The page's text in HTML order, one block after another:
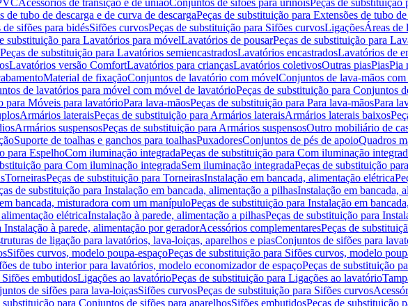
Acessórios de transição e de uniãoConjuntos de sifões para urinóisPeças de substituição
de tubo de descarga e de curva de descargaPeças de substituição para Extensões de tubo
sifões para bidésSifões curvosPeças de substituição para Sifões curvosLigaçõesÁreas de
substituição para Lavatórios para móvelLavatórios de pousarPeças de substituição para
Peças de substituição para Lavatórios semiencastradosLavatórios encastradosLavatórios de
Lavatórios versão ComfortLavatórios para criançasLavatórios coletivosOutras piasPiasPia
Material de fixaçãoConjuntos de lavatório com móvelConjuntos de lava-mãos
de lavatórios para móvel com móvel de lavatórioPeças de substituição para Conjuntos
para Móveis para lavatórioPara lava-mãosPeças de substituição para Para lava-mãosPara
Armários lateraisPeças de substituição para Armários lateraisArmários laterais baixos
Armários suspensosPeças de substituição para Armários suspensosOutro mobiliário de
Suporte de toalhas e ganchos para toalhasPuxadoresConjuntos de pés de apoioQuadros
para EspelhoCom iluminação integradaPeças de substituição para Com iluminação
para Com iluminação integradaSem iluminação integradaPeças de substituição
TorneirasPeças de substituição para TorneirasInstalação em bancada, alimentação elétrica
de substituição para Instalação em bancada, alimentação a pilhasInstalação em bancada,
bancada, misturadora com um manípuloPeças de substituição para Instalação em
elétricaInstalação à parede, alimentação a pilhasPeças de substituição para
Instalação à parede, alimentação por geradorAcessórios complementaresPeças de
de ligação para lavatórios, lava-loiças, aparelhos e piasConjuntos de sifões para
Sifões curvos, modelo poupa-espaçoPeças de substituição para Sifões curvos, modelo
de tubo interior para lavatórios, modelo economizador de espaçoPeças de substituição
embutidosLigações ao lavatórioPeças de substituição para Ligações ao lavatório
de sifões para lava-loiçasSifões curvosPeças de substituição para Sifões curvos
substituição para Conjuntos de sifões para aparelhosSifões embutidosPeças de substituição